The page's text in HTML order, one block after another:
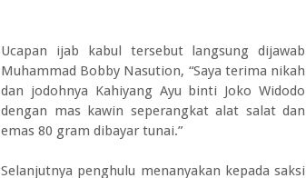
Ucapan ijab kabul tersebut langsung dijawab
Muhammad Bobby Nasution, “Saya terima nikah
dan jodohnya Kahiyang Ayu binti Joko Widodo
dengan mas kawin seperangkat alat salat dan
emas 80 gram dibayar tunai.”
Selanjutnya penghulu menanyakan kepada saksi